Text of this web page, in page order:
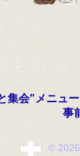
集会"メニュ
事
©